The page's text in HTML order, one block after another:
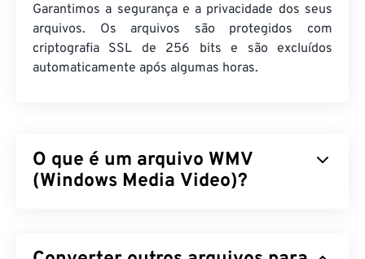
Garantimos a segurança e a privacidade dos seus
arquivos. Os arquivos são protegidos com
criptografia SSL de 256 bits e são excluídos
automaticamente após algumas horas.
O que é um arquivo WMV
(Windows Media Video)?